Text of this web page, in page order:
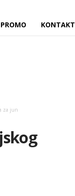
PROMO KONTAKT
za jun